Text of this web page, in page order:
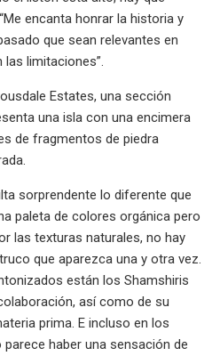
encanta honrar la historia y
que sean relevantes en
limitaciones”.
Estates, una sección
una isla con una encimera
de fragmentos de piedra
sorprendente lo diferente que
paleta de colores orgánica pero
las texturas naturales, no hay
que aparezca una y otra vez.
están los Shamshiris
así como de su
prima. E incluso en los
haber una sensación de